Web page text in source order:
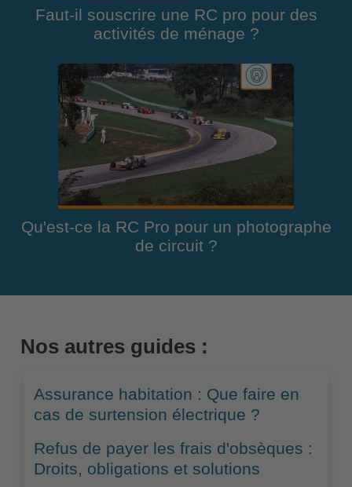
Faut-il souscrire une RC pro pour des
activités de ménage ?
Qu'est-ce la RC Pro pour un photographe
de circuit ?
Nos autres guides :
Assurance habitation : Que faire en
cas de surtension électrique ?
Refus de payer les frais d'obsèques :
Droits, obligations et solutions